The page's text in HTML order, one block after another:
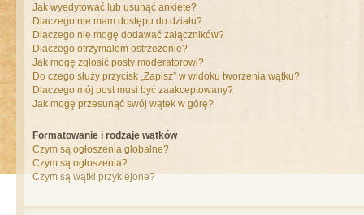
Jak wyedytować lub usunąć ankietę?
Dlaczego nie mam dostępu do działu?
Dlaczego nie mogę dodawać załączników?
Dlaczego otrzymałem ostrzeżenie?
Jak mogę zgłosić posty moderatorowi?
Do czego służy przycisk „Zapisz” w widoku tworzenia wątku?
Dlaczego mój post musi być zaakceptowany?
Jak mogę przesunąć swój wątek w górę?
Formatowanie i rodzaje wątków
Czym są ogłoszenia globalne?
Czym są ogłoszenia?
Czym są wątki przyklejone?